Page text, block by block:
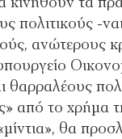
κινηθούν τα
πολιτικούς -
ανώτερους
θαρραλέους
από το χρήμα
θα